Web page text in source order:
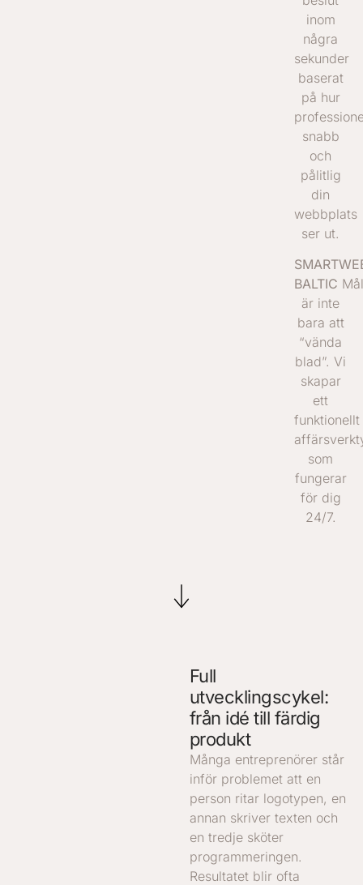
inom
några
sekunder
baserat
på hur
snabb
och
pålitlig
din
webbplats
ser ut.
BALTIC
är inte
bara att
“vända
blad”. Vi
skapar
ett
funktionellt
som
fungerar
för dig
24/7.
Full
utvecklingscykel:
från idé till färdig
produkt
Många entreprenörer står
inför problemet att en
person ritar logotypen, en
annan skriver texten och
en tredje sköter
programmeringen.
Resultatet blir ofta